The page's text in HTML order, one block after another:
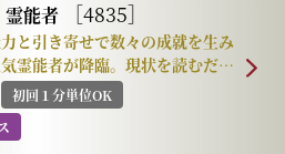
霊能者 ［4835］
と引き寄せで数々の成就を生み
霊能者が降臨。現状を読むだけ
理想の未来へ繋がる流れそのも
の成就鑑定
初回１分単位OK